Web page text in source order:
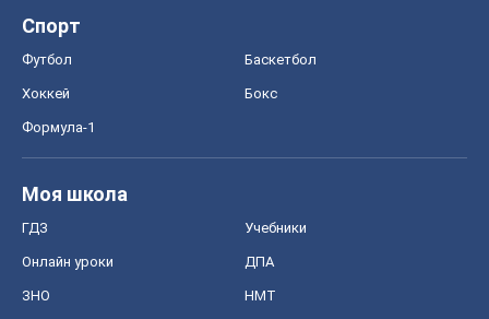
Спорт
Футбол Баскетбол
Хоккей Бокс
Формула-1
Моя школа
ГДЗ Учебники
Онлайн уроки ДПА
ЗНО НМТ